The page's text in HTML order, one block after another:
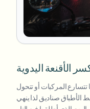
الأقنعة اليدوية
المركبات أو تتحول
صناديق لذا ينهي